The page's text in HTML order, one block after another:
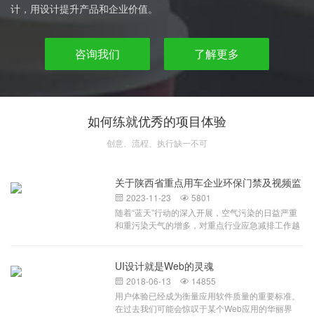
计，用设计提升产品和企业价值。
咨询我们 了解更多
如何练就优秀的项目体验
创意、流程、执行缺一不可
关于陕西省重点用车企业环保门禁及视频监
控系统
 2023-11-23  5801
随着“蓝天”行动的深入开展，空气污染的日益严重
和重污染天气的增多，对重点行业应急减排工作越
管，对于拟申报A、B级和引领性企业，要求企业按
照当地生态环境部门要求建立环保门禁电子台账。
环保门禁电子台账及视频监控系统，配合企业门禁
系统形成一套合理并且符合规范的车辆运输监控系
统，加强流程自动处理功能，赋予司机自主处理能
UI设计就是Web的灵魂
 2018-06-13  14855
用户体验已经成为衡量应用软件质量的重要标准。
在过去我们可能会惊叹于某个Web应用的华丽界